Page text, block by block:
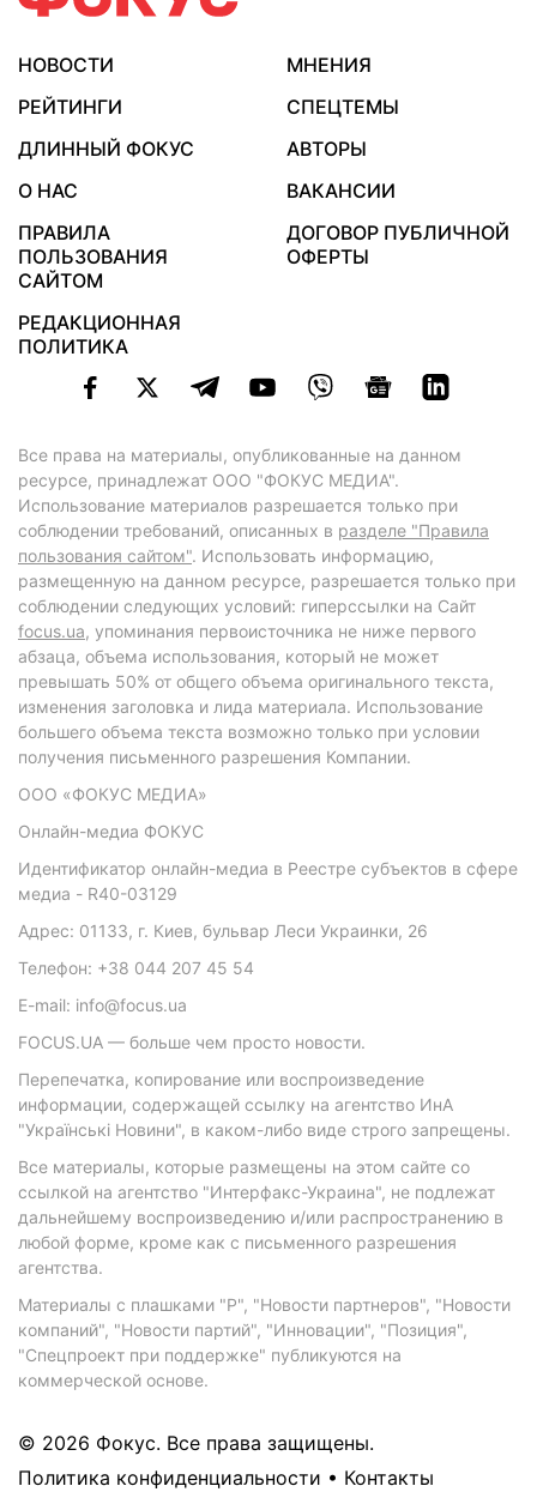
НОВОСТИ
МНЕНИЯ
РЕЙТИНГИ
СПЕЦТЕМЫ
ДЛИННЫЙ ФОКУС
АВТОРЫ
О НАС
ВАКАНСИИ
ПРАВИЛА
ПОЛЬЗОВАНИЯ
САЙТОМ
ДОГОВОР ПУБЛИЧНОЙ
ОФЕРТЫ
РЕДАКЦИОННАЯ
ПОЛИТИКА
Все права на материалы, опубликованные на данном
ресурсе, принадлежат ООО "ФОКУС МЕДИА".
Использование материалов разрешается только при
соблюдении требований, описанных в разделе "Правила
пользования сайтом". Использовать информацию,
размещенную на данном ресурсе, разрешается только при
соблюдении следующих условий: гиперссылки на Сайт
focus.ua, упоминания первоисточника не ниже первого
абзаца, объема использования, который не может
превышать 50% от общего объема оригинального текста,
изменения заголовка и лида материала. Использование
большего объема текста возможно только при условии
получения письменного разрешения Компании.
ООО «ФОКУС МЕДИА»
Онлайн-медиа ФОКУС
Идентификатор онлайн-медиа в Реестре субъектов в сфере
медиа - R40-03129
Адрес: 01133, г. Киев, бульвар Леси Украинки, 26
Телефон: +38 044 207 45 54
E-mail: info@focus.ua
FOCUS.UA — больше чем просто новости.
Перепечатка, копирование или воспроизведение
информации, содержащей ссылку на агентство ИнА
"Українські Новини", в каком-либо виде строго запрещены.
Все материалы, которые размещены на этом сайте со
ссылкой на агентство "Интерфакс-Украина", не подлежат
дальнейшему воспроизведению и/или распространению в
любой форме, кроме как с письменного разрешения
агентства.
Материалы с плашками "Р", "Новости партнеров", "Новости
компаний", "Новости партий", "Инновации", "Позиция",
"Спецпроект при поддержке" публикуются на
коммерческой основе.
© 2026 Фокус. Все права защищены.
Политика конфиденциальности • Контакты